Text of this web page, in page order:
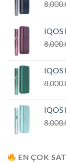
IQOS
IQOS
IQOS
EN ÇOK